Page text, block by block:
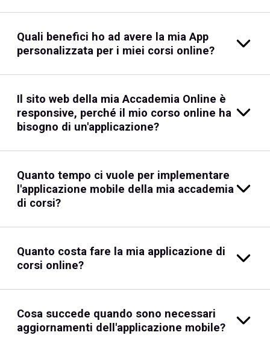
Quali benefici ho ad avere la mia App
personalizzata per i miei corsi online?
Il sito web della mia Accademia Online è
responsive, perché il mio corso online ha
bisogno di un'applicazione?
Quanto tempo ci vuole per implementare
l'applicazione mobile della mia accademia
di corsi?
Quanto costa fare la mia applicazione di
corsi online?
Cosa succede quando sono necessari
aggiornamenti dell'applicazione mobile?